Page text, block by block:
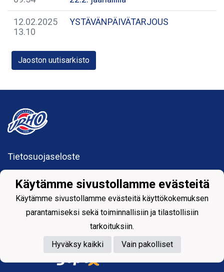
12.02.2025
13.10
YSTÄVÄNPÄIVÄTARJOUS
Jaoston uutisarkisto
Tietosuojaseloste
Suolahden Urho
urhohockey@gmail.com
Sumiaistentie 27
44200 Suolahti
Käytämme sivustollamme evästeitä
Käytämme sivustollamme evästeitä käyttökokemuksen
parantamiseksi sekä toiminnallisiin ja tilastollisiin
tarkoituksiin.
Hyväksy kaikki
Vain pakolliset